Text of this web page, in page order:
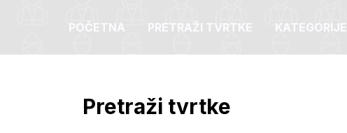
POČETNA PRETRAŽI TVRTKE KATEGORIJE
Pretraži tvrtke